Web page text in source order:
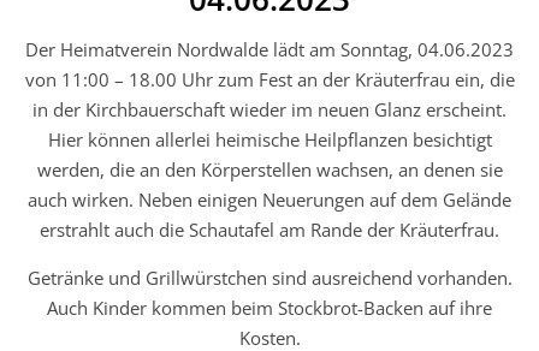
Der Heimatverein Nordwalde lädt am Sonntag, 04.06.2023
von 11:00 – 18.00 Uhr zum Fest an der Kräuterfrau ein, die
in der Kirchbauerschaft wieder im neuen Glanz erscheint.
Hier können allerlei heimische Heilpflanzen besichtigt
werden, die an den Körperstellen wachsen, an denen sie
auch wirken. Neben einigen Neuerungen auf dem Gelände
erstrahlt auch die Schautafel am Rande der Kräuterfrau.
Getränke und Grillwürstchen sind ausreichend vorhanden.
Auch Kinder kommen beim Stockbrot-Backen auf ihre
Kosten.